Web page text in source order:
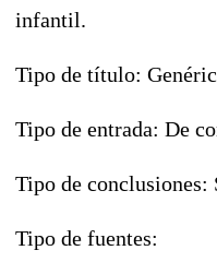
infantil.
Tipo de título:
Tipo de entrada: De
Tipo de conclusiones:
Tipo de fuentes: